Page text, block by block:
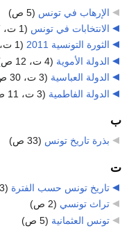
الإرهاب في تونس (5 ص)
الانتخابات في تونس (1 ت، 7 ص)
الثورة التونسية 2011
(1 ت، 16 ص)
الدولة الأموية (4 ت، 12 ص)
الدولة العباسية (3 ت، 30 ص)
الدولة الفاطمية (3 ت، 11 ص)
ب
بذرة تاريخ تونس (33 ص)
ت
تاريخ تونس حسب الفترة (3 ت، 1 ص)
تراث تونسي (2 ص)
تونس العثمانية (5 ص)